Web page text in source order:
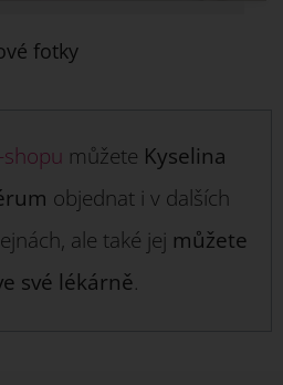
fotky
shopu můžete Kyselina
objednat i v dalších
ale také jej můžete
své lékárně.